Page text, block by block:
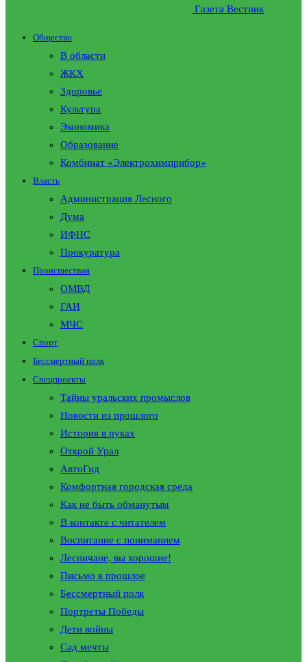
Газета Вестник
Общество
В области
ЖКХ
Здоровье
Культура
Экономика
Образование
Комбинат «Электрохимприбор»
Власть
Администрация Лесного
Дума
ИФНС
Прокуратура
Происшествия
ОМВД
ГАИ
МЧС
Спорт
Бессмертный полк
Спецпроекты
Тайны уральских промыслов
Новости из прошлого
История в руках
Открой Урал
АвтоГид
Комфортная городская среда
Как не быть обманутым
В контакте с читателем
Воспитание с пониманием
Лесничане, вы хорошие!
Письмо в прошлое
Бессмертный полк
Портреты Победы
Дети войны
Сад мечты